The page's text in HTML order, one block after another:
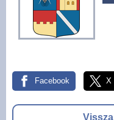
Pályázatok
Alsórajk
Facebook X